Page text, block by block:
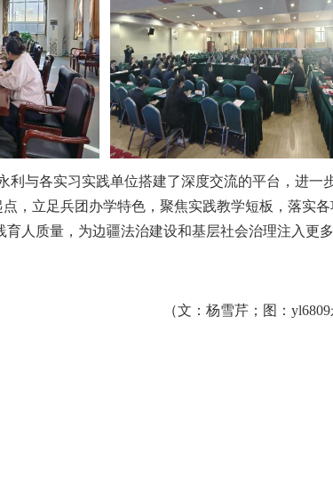
利与各实习实践单位搭建了深度交流的平台，进一
，立足兵团办学特色，聚焦实践教学短板，落实
人质量，为边疆法治建设和基层社会治理注入更多
（文：杨雪芹；图：yl6809